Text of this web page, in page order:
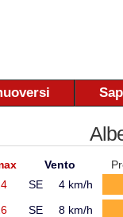
Vento
SE 4 km/h
SE 8 km/h